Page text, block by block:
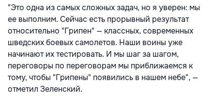
"Это одна из самых сложных задач, но я уверен: мы
ее выполним. Сейчас есть прорывный результат
относительно "Грипен" — классных, современных
шведских боевых самолетов. Наши воины уже
начинают их тестировать. И мы шаг за шагом,
переговоры по переговорам мы приближаемся к
тому, чтобы "Грипены" появились в нашем небе", —
отметил Зеленский.